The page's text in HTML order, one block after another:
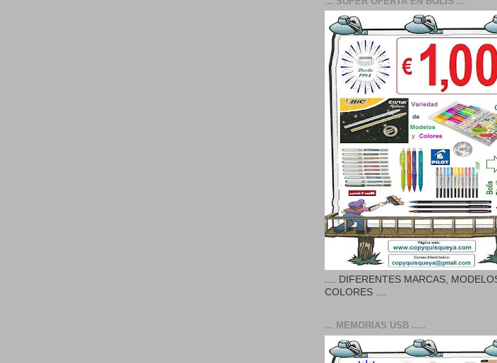
.... DIFERENTES MARCAS,
COLORES ....
... MEMORIAS USB .....